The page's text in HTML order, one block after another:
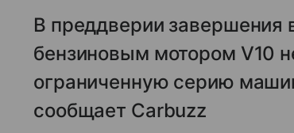
В преддверии завершения
бензиновым мотором V10
ограниченную серию
сообщает Carbuzz